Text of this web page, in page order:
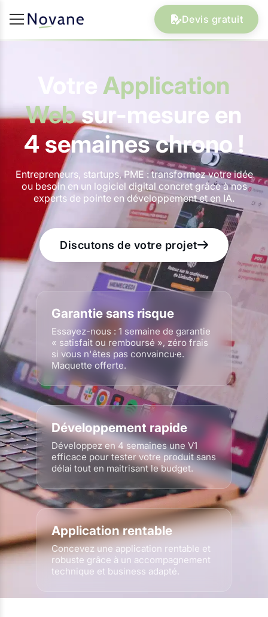
Devis gratuit
VotreApplication
Websur-mesure en
4 semaines chrono !
Entrepreneurs, startups, PME : transformez votre idée
ou besoin en un logiciel digital concret grâce à nos
experts de pointe en développement et en IA.
Discutons de votre projet
Garantie sans risque
Essayez-nous : 1 semaine de garantie
« satisfait ou remboursé », zéro frais
si vous n'êtes pas convaincu·e.
Maquette offerte.
Développement rapide
Développez en 4 semaines une V1
efficace pour tester votre produit sans
délai tout en maitrisant le budget.
Application rentable
Concevez une application rentable et
robuste grâce à un accompagnement
technique et business adapté.